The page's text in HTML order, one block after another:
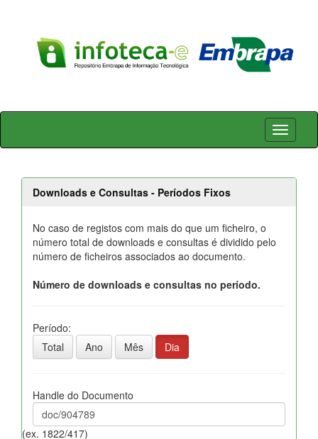
Skip
Downloads e Consultas - Períodos Fixos
No caso de registos com mais do que um ficheiro, o
número total de downloads e consultas é dividido pelo
número de ficheiros associados ao documento.
Número de downloads e consultas no período.
Período:
Total
Ano Mês Dia
Handle do Documento
(ex. 1822/417)